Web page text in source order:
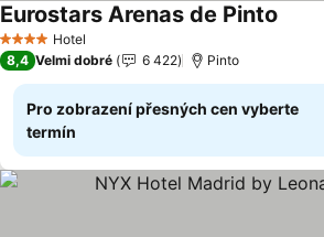
4 Počet hvězdiček
Hotel
Eurostars Arenas de Pinto
8,4 Velmi dobré 6 422 Pinto
Pro zobrazení přesných cen vyberte
termín